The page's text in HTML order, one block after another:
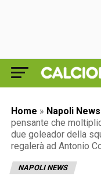
Home » Napoli News
pensante che
due goleador della
regalerà ad Antonio
NAPOLI NEWS